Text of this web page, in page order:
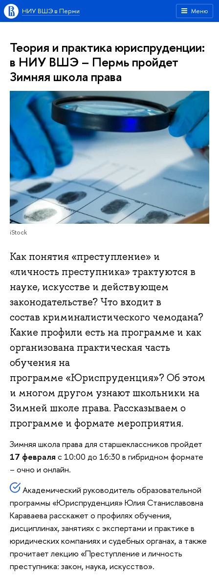
Меню
НИУ ВШЭ в Перми
Теория и практика юриспруденции:
в НИУ ВШЭ – Пермь пройдет
Зимняя школа права
iStock
Как понятия «преступление» и
«личность преступника» трактуются в
науке, искусстве и действующем
законодательстве? Что входит в
состав криминалистического чемодана?
Какие профили есть на программе и как
организована практическая часть
обучения на
программе «Юриспруденция»? Об этом
и многом другом узнают школьники на
Зимней школе права. Рассказываем о
программе и формате мероприятия.
Зимняя школа права для старшеклассников пройдет
17 февраля с 10:00 до 16:30 в гибридном формате
– очно и онлайн.
Академический руководитель образовательной
программы «Юриспруденция» Юлия Станиславовна
Караваева расскажет о профилях обучения,
дисциплинах, занятиях с экспертами и практике в
юридических компаниях и судебных органах, а также
прочитает лекцию «Преступление и личность
преступника: закон, наука, искусство».